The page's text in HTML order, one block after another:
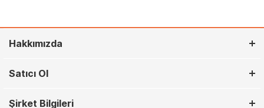
Hakkımızda
Satıcı Ol
Şirket Bilgileri